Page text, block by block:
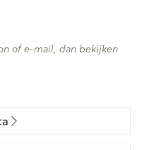
of e-mail, dan bekijken